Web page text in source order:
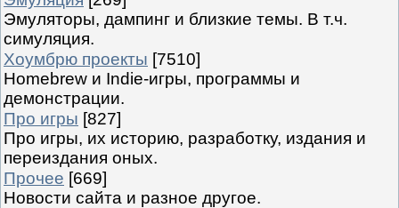
Эмуляторы, дампинг и близкие темы. В т.ч.
симуляция.
Хоумбрю проекты [7510]
Homebrew и Indie-игры, программы и
демонстрации.
Про игры [827]
Про игры, их историю, разработку, издания и
переиздания оных.
Прочее [669]
Новости сайта и разное другое.